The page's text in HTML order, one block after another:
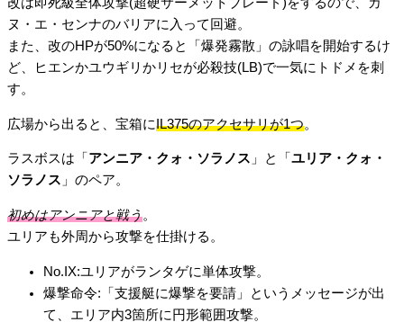
改は即死級全体攻撃(超硬サーメットブレード)をするので、カ
ヌ・エ・センナのバリアに入って回避。
また、改のHPが50%になると「爆発霧散」の詠唱を開始するけ
ど、ヒエンかユウギリかリセが必殺技(LB)で一気にトドメを刺
す。
広場から出ると、宝箱にIL375のアクセサリが1つ。
ラスボスは「 アンニア・クォ・ソラノス 」と「 ユリア・クォ・
ソラノス 」のペア。
初めはアンニアと戦う。
ユリアも外周から攻撃を仕掛ける。
No.IX:ユリアがランタゲに単体攻撃。
爆撃命令:「支援艇に爆撃を要請」というメッセージが出
て、エリア内3箇所に円形範囲攻撃。